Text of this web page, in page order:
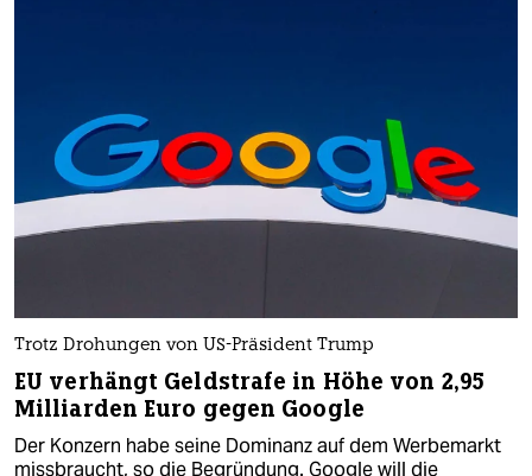
Trotz Drohungen von US-Präsident Trump
EU verhängt Geldstrafe in Höhe von 2,95
Milliarden Euro gegen Google
Der Konzern habe seine Dominanz auf dem Werbemarkt
missbraucht, so die Begründung. Google will die